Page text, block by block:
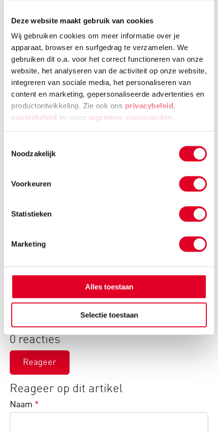
Deze website maakt gebruik van cookies
Wij gebruiken cookies om meer informatie over je
apparaat, browser en surfgedrag te verzamelen. We
gebruiken dit o.a. voor het correct functioneren van onze
website, het analyseren van de activiteit op onze website,
integreren van sociale media, het personaliseren van
content en marketing, gepersonaliseerde advertenties en
productontwikkeling. Zie ook ons privacybeleid,
cookiebeleid en onze algemene voorwaarden .
Noodzakelijk
Voorkeuren
Statistieken
Marketing
Alles toestaan
Selectie toestaan
Beweegbare ogen, zakje à 10 stuks:
Kerst-knutseltip Gezellige sfeermakers
Kerst-knutseltip Schattig steenklei-uiltje
Speciale kerstknutselmaterialen vind je in onze
0 reacties
Reageer
Reageer op dit artikel
Naam *